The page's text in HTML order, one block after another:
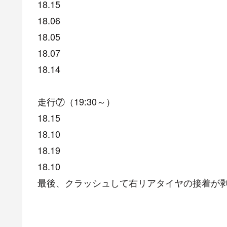
18.15
18.06
18.05
18.07
18.14
走行⑦（19:30～）
18.15
18.10
18.19
18.10
最後、クラッシュして右リアタイヤの接着が